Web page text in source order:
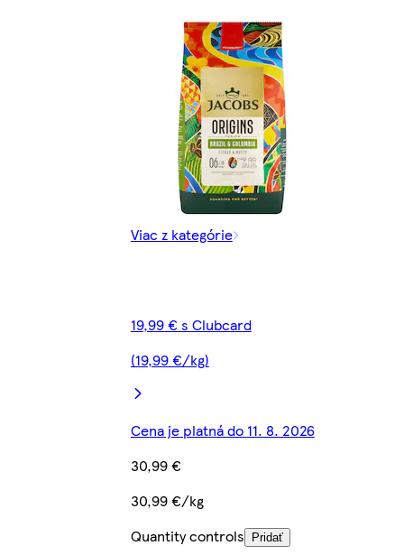
Viac z kategórie
19,99 € s Clubcard
(19,99 €/kg)
Cena je platná do 11. 8. 2026
30,99 €
30,99 €/kg
Quantity controls
Pridať